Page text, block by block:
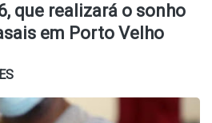
que realizará o sonho
em Porto Velho